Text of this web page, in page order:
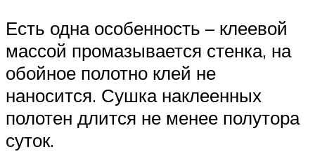
Есть одна особенность – клеевой
массой промазывается стенка, на
обойное полотно клей не
наносится. Сушка наклеенных
полотен длится не менее полутора
суток.